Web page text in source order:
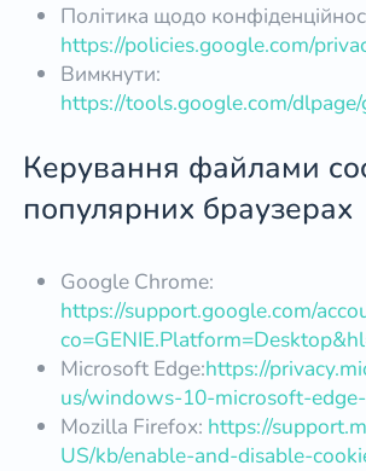
Політика щодо
https://policies.google.com/
Вимкнути:
https://tools.google.com/
Керування файлами
популярних браузерах
Google Chrome:
https://support.google.com/
Microsoft Edge:https://
us/windows-10-microsoft-
Mozilla Firefox: https://
US/kb/enable-and-disable-